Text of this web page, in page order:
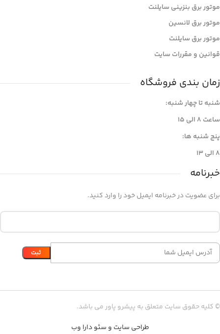
موتور برق بنزینی سایلنت
موتور برق لانسین
موتور برق سایلنت
قوانین و مقررات سایت
زمان بندی فروشگاه
شنبه تا چهار شنبه:
ساعت 8 الی 15
پنج شنبه ها:
8 الی 13
خبرنامه
برای عضویت در خبرنامه ایمیل خود را وارد کنید.
© کلیه حقوق سایت متعلق به پیشرو پاور می باشد.
طراحی سایت و سئو دارا وب